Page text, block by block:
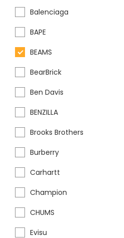
Balenciaga
BAPE
BEAMS
BearBrick
Ben Davis
BENZILLA
Brooks Brothers
Burberry
Carhartt
Champion
CHUMS
Evisu